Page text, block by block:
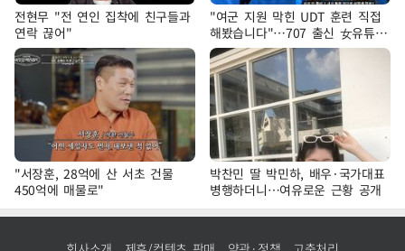
전현무 "전 연인 집착에 친구들과
연락 끊어"
"여군 지원 막힌 UDT 훈련 직접
해봤습니다"…707 출신 女유튜버
'완벽 소화'
"서장훈, 28억에 산 서초 건물
450억에 매물로"
박찬민 딸 박민하, 배우·국가대표
병행하더니…여유로운 근황 공개